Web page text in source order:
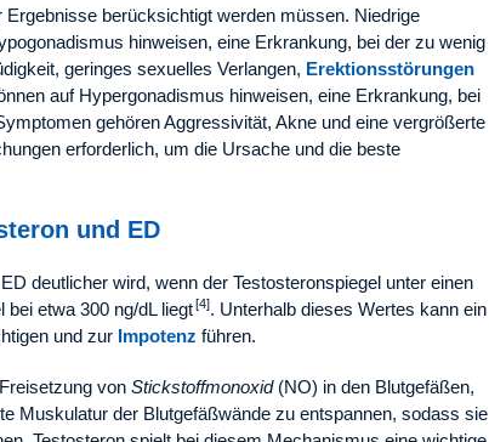
berücksichtigt werden müssen. Niedrige
hinweisen, eine Erkrankung, bei der zu wenig
geringes sexuelles Verlangen, Erektionsstörungen
auf Hypergonadismus hinweisen, eine Erkrankung, bei
gehören Aggressivität, Akne und eine vergrößerte
erforderlich, um die Ursache und die beste
und ED
deutlicher wird, wenn der Testosteronspiegel unter einen
etwa 300 ng/dL liegt[4]. Unterhalb dieses Wertes kann ein
und zur Impotenz führen.
von Stickstoffmonoxid(NO) in den Blutgefäßen,
Muskulatur der Blutgefäßwände zu entspannen, sodass sie